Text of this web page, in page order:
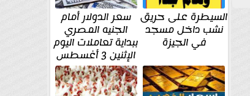
السيطرة على حريق
نشب داخل مسجد
في الجيزة
سعر الدولار أمام
الجنيه المصري
ببداية تعاملات اليوم
الإثنين 3 أغسطس